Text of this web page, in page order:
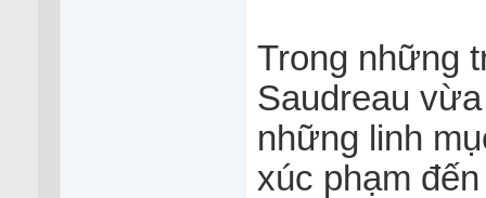
Trong những
Saudreau
những linh
xúc phạm